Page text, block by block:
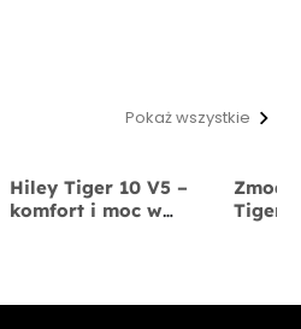
Pokaż wszystkie
Hiley Tiger 10 V5 –
komfort i moc w
Tiger